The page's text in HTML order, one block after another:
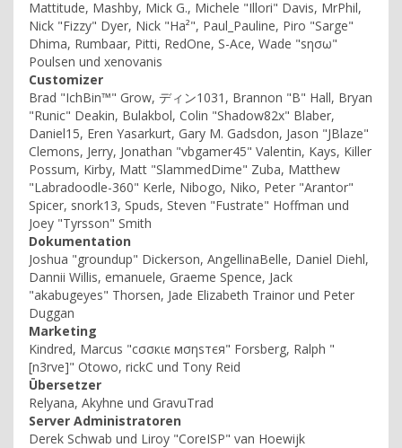
Mattitude, Mashby, Mick G., Michele "Illori" Davis, MrPhil,
Nick "Fizzy" Dyer, Nick "Ha²", Paul_Pauline, Piro "Sarge"
Dhima, Rumbaar, Pitti, RedOne, S-Ace, Wade "sησω"
Poulsen und xenovanis
Customizer
Brad "IchBin™" Grow, ディン1031, Brannon "B" Hall, Bryan
"Runic" Deakin, Bulakbol, Colin "Shadow82x" Blaber,
Daniel15, Eren Yasarkurt, Gary M. Gadsdon, Jason "JBlaze"
Clemons, Jerry, Jonathan "vbgamer45" Valentin, Kays, Killer
Possum, Kirby, Matt "SlammedDime" Zuba, Matthew
"Labradoodle-360" Kerle, Nibogo, Niko, Peter "Arantor"
Spicer, snork13, Spuds, Steven "Fustrate" Hoffman und
Joey "Tyrsson" Smith
Dokumentation
Joshua "groundup" Dickerson, AngellinaBelle, Daniel Diehl,
Dannii Willis, emanuele, Graeme Spence, Jack
"akabugeyes" Thorsen, Jade Elizabeth Trainor und Peter
Duggan
Marketing
Kindred, Marcus "cσσкιє мσηѕтєя" Forsberg, Ralph "
[n3rve]" Otowo, rickC und Tony Reid
Übersetzer
Relyana, Akyhne und GravuTrad
Server Administratoren
Derek Schwab und Liroy "CoreISP" van Hoewijk